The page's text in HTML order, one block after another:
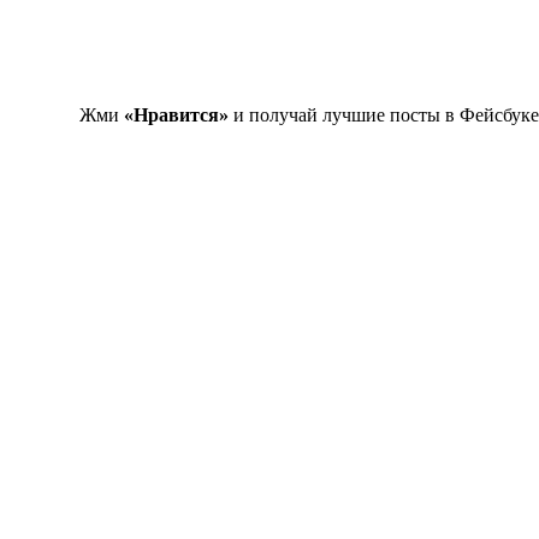
Жми «Нравится» и получай лучшие посты в